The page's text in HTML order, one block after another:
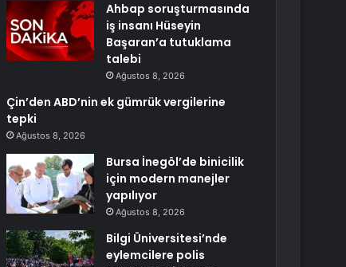
Ahbap soruşturmasında
iş insanı Hüseyin
Başaran’a tutuklama
talebi
Ağustos 8, 2026
Çin’den ABD’nin ek gümrük vergilerine
tepki
Ağustos 8, 2026
Bursa İnegöl’de binicilik
için modern manejler
yapılıyor
Ağustos 8, 2026
Bilgi Üniversitesi’nde
eylemcilere polis